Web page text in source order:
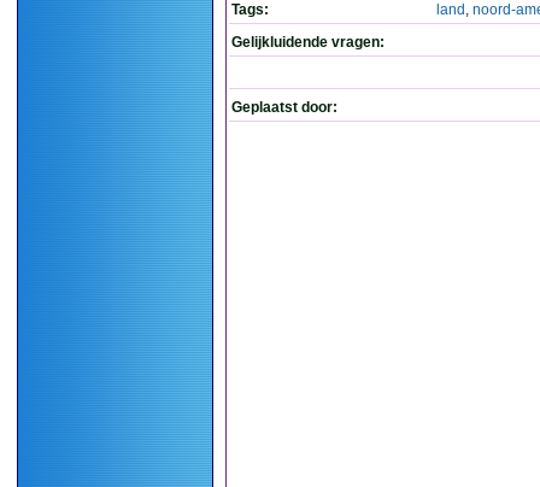
Tags:
land , noord-
Gelijkluidende vragen:
Geplaatst door: